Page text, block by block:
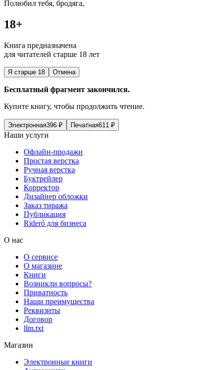
Полюбил тебя, бродяга,
18+
Книга предназначена
для читателей старше 18 лет
Я старше 18 Отмена
Бесплатный фрагмент закончился.
Купите книгу, чтобы продолжить чтение.
Электронная396 ₽ Печатная611 ₽
Наши услуги
Офлайн-продажи
Простая верстка
Ручная верстка
Буктрейлер
Корректор
Дизайнер обложки
Заказ тиража
Публикация
Rideró для бизнеса
О нас
О сервисе
О магазине
Книги
Возникли вопросы?
Приватность
Наши преимущества
Реквизиты
Договор
llm.txt
Магазин
Электронные книги